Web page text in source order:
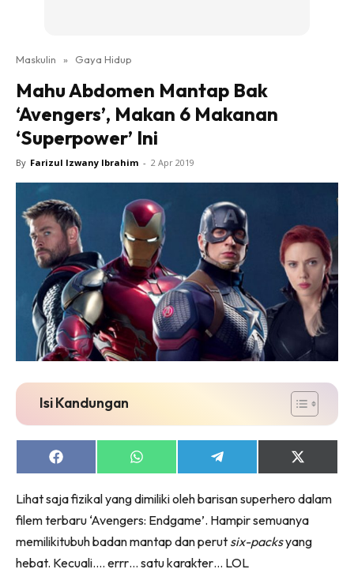
Maskulin » Gaya Hidup
Mahu Abdomen Mantap Bak
‘Avengers’, Makan 6 Makanan
‘Superpower’ Ini
By Farizul Izwany Ibrahim - 2 Apr 2019
Isi Kandungan
Share
on
Share
on
Share
on
Share
on
(Twitter)
Lihat saja fizikal yang dimiliki oleh barisan superhero dalam
filem terbaru ‘Avengers: Endgame’. Hampir semuanya
memilikitubuh badan mantap dan perut six-packsyang
hebat. Kecuali…. errr… satu karakter… LOL